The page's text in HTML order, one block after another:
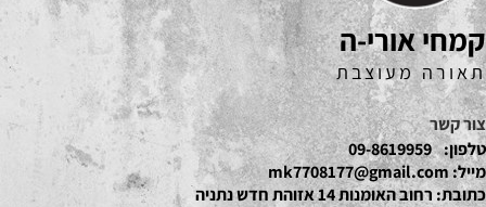
קמחי אורי-ה
תאורה מעוצבת
צור קשר
טלפון: 09-8619959
מייל:mk7708177@gmail.com
כתובת: רחוב האומנות 14 אזוהת חדש נתניה